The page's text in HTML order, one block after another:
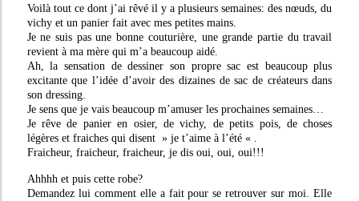
Voilà tout ce dont j’ai rêvé il y a plusieurs semaines: des nœuds, du
vichy et un panier fait avec mes petites mains.
Je ne suis pas une bonne couturière, une grande partie du travail
revient à ma mère qui m’a beaucoup aidé.
Ah, la sensation de dessiner son propre sac est beaucoup plus
excitante que l’idée d’avoir des dizaines de sac de créateurs dans
son dressing.
Je sens que je vais beaucoup m’amuser les prochaines semaines…
Je rêve de panier en osier, de vichy, de petits pois, de choses
légères et fraiches qui disent » je t’aime à l’été « .
Fraicheur, fraicheur, fraicheur, je dis oui, oui, oui!!!
Ahhhh et puis cette robe?
Demandez lui comment elle a fait pour se retrouver sur moi. Elle